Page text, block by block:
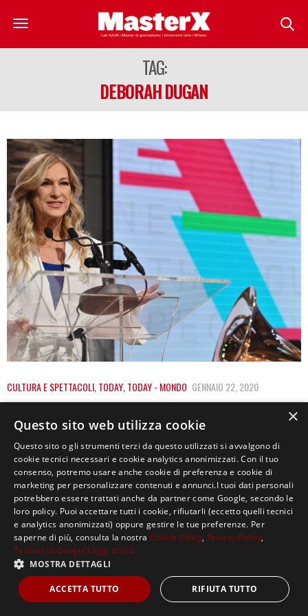
TAG:
DEBORAH DUGAN
CULTURA E SPETTACOLI,TODAY,TODAY - MONDO GENNAIO 22, 2020
GRAMMY, DUGAN DENUNCIA MOLESTIE
SESSUALI. VIENE SOSPESA
Molestie sessuali e irregolarità finanziarie e di voto.
Sono questi i principali punti della denuncia…
Copyright ©2021, MASTERX Tutti i diritti riservati.
×
Questo sito web utilizza cookie
Questo sito o gli strumenti terzi da questo utilizzati si avvalgono di
cookie tecnici necessari e cookie analytics anonimizzati. Con il tuo
consenso, potremo usare anche cookie di preferenza e cookie di
marketing per personalizzare contenuti e annunci.I tuoi dati personali
potrebbero essere trattati anche da partner come Google, secondo le
loro policy. Puoi accettare tutti i cookie, rifiutarli (eccetto quelli tecnici
e analytics anonimizzati) oppure gestire le tue preferenze. Per
saperne di più, consulta la nostra Cookie Policy, Privacy Policy,
Termini di Google Leggi di più
MOSTRA DETTAGLI
ACCETTA TUTTO RIFIUTA TUTTO